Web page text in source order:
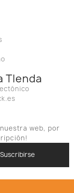
TIenda
web, por
Suscribirse